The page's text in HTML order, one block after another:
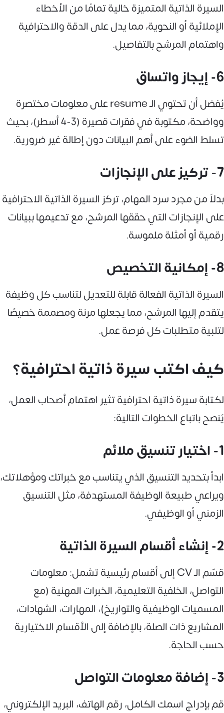
السيرة الذاتية المتميزة خالية تمامًا من الأخطاء
الإملائية أو النحوية، مما يدل على الدقة والاحترافية
واهتمام المرشح بالتفاصيل.
6- إيجاز واتساق
يُفضل أن تحتوي الـ resume على معلومات مختصرة
وواضحة، مكتوبة في فقرات قصيرة (3-4 أسطر)، بحيث
تسلط الضوء على أهم البيانات دون إطالة غير ضرورية.
7- تركيز على الإنجازات
بدلاً من مجرد سرد المهام، تركز السيرة الذاتية الاحترافية
على الإنجازات التي حققها المرشح، مع تدعيمها ببيانات
رقمية أو أمثلة ملموسة.
8- إمكانية التخصيص
السيرة الذاتية الفعالة قابلة للتعديل لتناسب كل وظيفة
يتقدم إليها المرشح، مما يجعلها مرنة ومصممة خصيصًا
لتلبية متطلبات كل فرصة عمل.
كيف اكتب سيرة ذاتية احترافية؟
لكتابة سيرة ذاتية احترافية تثير اهتمام أصحاب العمل،
يُنصح باتباع الخطوات التالية:
1- اختيار تنسيق ملائم
ابدأ بتحديد التنسيق الذي يتناسب مع خبراتك ومؤهلاتك،
ويراعي طبيعة الوظيفة المستهدفة، مثل التنسيق
الزمني أو الوظيفي.
2- إنشاء أقسام السيرة الذاتية
قسّم الـ CV إلى أقسام رئيسية تشمل: معلومات
التواصل، الخلفية التعليمية، الخبرات المهنية (مع
المسميات الوظيفية والتواريخ)، المهارات، الشهادات،
المشاريع ذات الصلة، بالإضافة إلى الأقسام الاختيارية
حسب الحاجة.
3- إضافة معلومات التواصل
قم بإدراج اسمك الكامل، رقم الهاتف، البريد الإلكتروني،